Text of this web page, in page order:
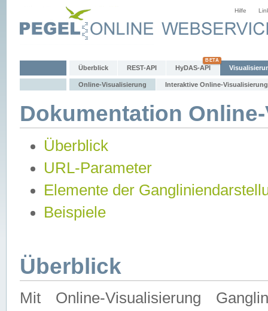
Hilfe
Überblick REST-API HyDAS-API
Online-Visualisierung Interaktive Online-Visualisierung
Dokumentation
Überblick
URL-Parameter
Elemente der
Beispiele
Überblick
Mit Online-Visualisierung